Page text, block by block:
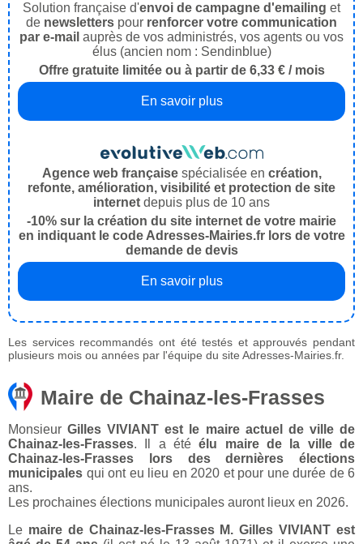
Solution française d'envoi de campagne d'emailing et
de newsletters pour renforcer votre communication
par e-mail auprès de vos administrés, vos agents ou vos
élus (ancien nom : Sendinblue)
Offre gratuite limitée ou à partir de 6,33 € / mois
En savoir plus
Agence web françaisespécialisée en création,
refonte, amélioration, visibilité et protection de site
internet depuis plus de 10 ans
-10% sur la création du site internet de votre mairie
en indiquant le code Adresses-Mairies.fr lors de votre
demande de devis
En savoir plus
Les services recommandés ont été testés et approuvés pendant
plusieurs mois ou années par l'équipe du site Adresses-Mairies.fr.
Maire de Chainaz-les-Frasses
MonsieurGilles VIVIANT est le maire actuel de ville de
Chainaz-les-Frasses. Il a étéélu maire de la ville de
Chainaz-les-Frasses lors des dernières élections
municipales qui ont eu lieu en 2020 et pour une durée de 6
ans.
Les prochaines élections municipales auront lieux en 2026.
Le maire de Chainaz-les-Frasses M. Gilles VIVIANT est